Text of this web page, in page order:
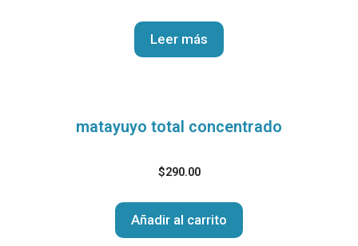
Leer más
matayuyo total concentrado
$290.00
Añadir al carrito